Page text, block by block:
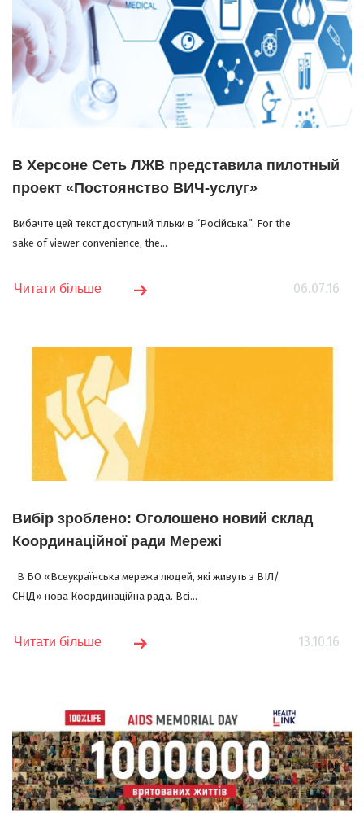
В Херсоне Сеть ЛЖВ представила пилотный
проект «Постоянство ВИЧ-услуг»
Вибачте цей текст доступний тільки в “Російська”. For the
sake of viewer convenience, the...
06.07.16
Читати більше
Вибір зроблено: Оголошено новий склад
Координаційної ради Мережі
В БО «Всеукраїнська мережа людей, які живуть з ВІЛ/
СНІД» нова Координаційна рада. Всі...
13.10.16
Читати більше